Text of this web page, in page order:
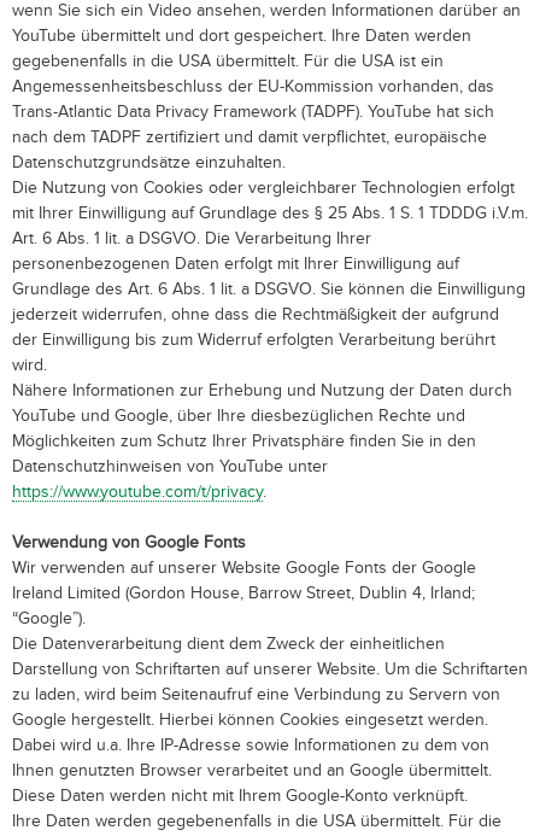
wenn Sie sich ein Video ansehen, werden Informationen darüber an
YouTube übermittelt und dort gespeichert. Ihre Daten werden
gegebenenfalls in die USA übermittelt. Für die USA ist ein
Angemessenheitsbeschluss der EU-Kommission vorhanden, das
Trans-Atlantic Data Privacy Framework (TADPF). YouTube hat sich
nach dem TADPF zertifiziert und damit verpflichtet, europäische
Datenschutzgrundsätze einzuhalten.
Die Nutzung von Cookies oder vergleichbarer Technologien erfolgt
mit Ihrer Einwilligung auf Grundlage des § 25 Abs. 1 S. 1 TDDDG i.V.m.
Art. 6 Abs. 1 lit. a DSGVO. Die Verarbeitung Ihrer
personenbezogenen Daten erfolgt mit Ihrer Einwilligung auf
Grundlage des Art. 6 Abs. 1 lit. a DSGVO. Sie können die Einwilligung
jederzeit widerrufen, ohne dass die Rechtmäßigkeit der aufgrund
der Einwilligung bis zum Widerruf erfolgten Verarbeitung berührt
wird.
Nähere Informationen zur Erhebung und Nutzung der Daten durch
YouTube und Google, über Ihre diesbezüglichen Rechte und
Möglichkeiten zum Schutz Ihrer Privatsphäre finden Sie in den
Datenschutzhinweisen von YouTube unter
https://www.youtube.com/t/privacy.
Verwendung von Google Fonts
Wir verwenden auf unserer Website Google Fonts der Google
Ireland Limited (Gordon House, Barrow Street, Dublin 4, Irland;
“Google”).
Die Datenverarbeitung dient dem Zweck der einheitlichen
Darstellung von Schriftarten auf unserer Website. Um die Schriftarten
zu laden, wird beim Seitenaufruf eine Verbindung zu Servern von
Google hergestellt. Hierbei können Cookies eingesetzt werden.
Dabei wird u.a. Ihre IP-Adresse sowie Informationen zu dem von
Ihnen genutzten Browser verarbeitet und an Google übermittelt.
Diese Daten werden nicht mit Ihrem Google-Konto verknüpft.
Ihre Daten werden gegebenenfalls in die USA übermittelt. Für die